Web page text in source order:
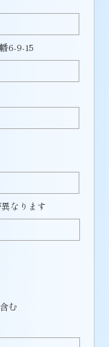
6-9-15
なります
む